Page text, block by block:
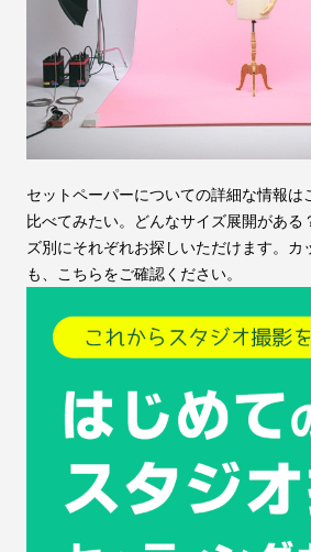
セットペーパーについての詳細な情報は
比べてみたい。どんなサイズ展開がある
ズ別にそれぞれお探しいただけます。カ
も、こちらをご確認ください。